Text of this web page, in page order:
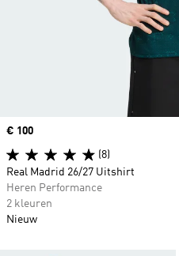
Price
€ 100
(8)
Real Madrid 26/27 Uitshirt
Heren Performance
2 kleuren
Nieuw